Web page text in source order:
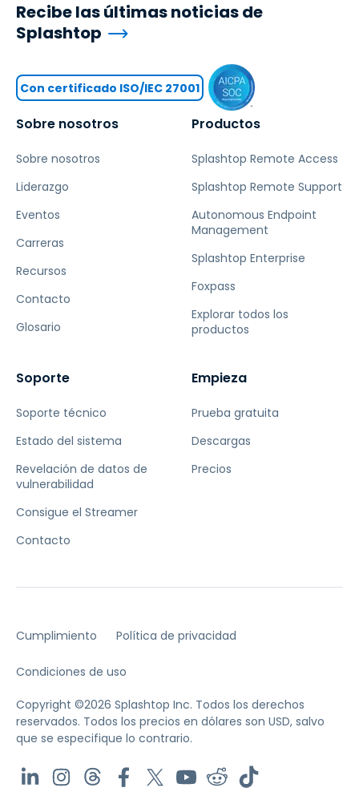
Sobre nosotros
Sobre nosotros
Liderazgo
Eventos
Carreras
Recursos
Contacto
Glosario
Productos
Splashtop Remote Access
Splashtop Remote Support
Autonomous Endpoint
Management
Splashtop Enterprise
Foxpass
Explorar todos los
productos
Soporte
Soporte técnico
Estado del sistema
Revelación de datos de
vulnerabilidad
Consigue el Streamer
Contacto
Empieza
Prueba gratuita
Descargas
Precios
Recibe las últimas noticias de
Splashtop
Con certificado ISO/IEC 27001
Cumplimiento Política de privacidad
Condiciones de uso
Copyright ©2026 Splashtop Inc. Todos los derechos
reservados. Todos los precios en dólares son USD, salvo
que se especifique lo contrario.